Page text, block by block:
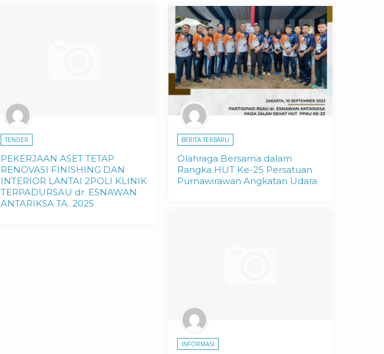
TENDER
PEKERJAAN ASET TETAP
RENOVASI FINISHING DAN
INTERIOR LANTAI 2POLI KLINIK
TERPADURSAU dr. ESNAWAN
ANTARIKSA TA. 2025
BERITA TERBARU
Olahraga Bersama dalam
Rangka HUT Ke-25 Persatuan
Purnawirawan Angkatan Udara
INFORMASI